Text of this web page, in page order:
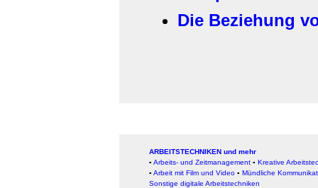
Die Beziehung
ARBEITSTECHNIKEN und mehr
▪ Arbeits- und Zeitmanagement ▪ Kreative
▪ Arbeit mit Film und Video ▪ Mündliche
Sonstige digitale Arbeitstechniken